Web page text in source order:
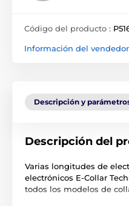
Código del producto :
Información del vendedor
Descripción y
Descripción del
Varias longitudes de
electrónicos E-Collar
todos los modelos de